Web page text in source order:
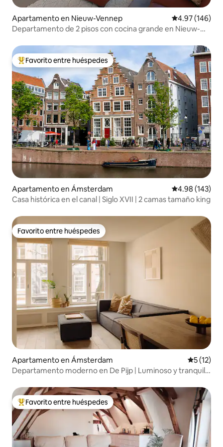
Apartamento en Nieuw-Vennep Calificación
4.97 (146)
Departamento de 2 pisos con cocina grande en Nieuw-
Favorito entre huéspedes preferido
Favorito entre huéspedes
Apartamento en Ámsterdam Calificación
4.98 (143)
Casa histórica en el canal | Siglo XVII | 2 camas tamaño king
Favorito entre huéspedes
Favorito entre huéspedes
Apartamento en Ámsterdam
5 (12)
Departamento moderno en De Pijp | Luminoso y tranquilo
Favorito entre huéspedes preferido
Favorito entre huéspedes